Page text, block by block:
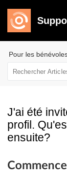
Pour les
J'ai été
profil.
ensuite?